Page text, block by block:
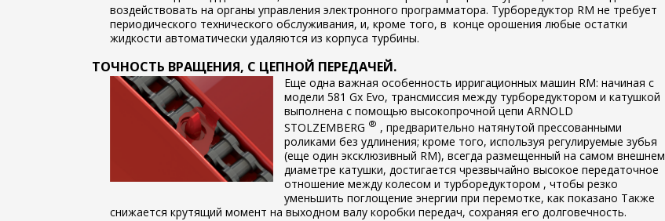
воздействовать на органы управления электронного программатора. Турборедуктор RM не требует
периодического технического обслуживания, и, кроме того, в конце орошения любые остатки
жидкости автоматически удаляются из корпуса турбины.
ТОЧНОСТЬ ВРАЩЕНИЯ, С ЦЕПНОЙ ПЕРЕДАЧЕЙ.
Еще одна важная особенность ирригационных машин RM: начиная с
модели 581 Gx Evo, трансмиссия между турборедуктором и катушкой
выполнена с помощью высокопрочной цепи ARNOLD
STOLZEMBERG ® , предварительно натянутой прессованными
роликами без удлинения; кроме того, используя регулируемые зубья
(еще один эксклюзивный RM), всегда размещенный на самом внешнем
диаметре катушки, достигается чрезвычайно высокое передаточное
отношение между колесом и турборедуктором , чтобы резко
уменьшить поглощение энергии при перемотке, как показано Также
снижается крутящий момент на выходном валу коробки передач, сохраняя его долговечность.